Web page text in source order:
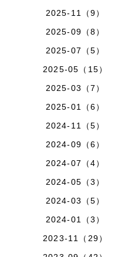
2025-11（9）
2025-09（8）
2025-07（5）
2025-05（15）
2025-03（7）
2025-01（6）
2024-11（5）
2024-09（6）
2024-07（4）
2024-05（3）
2024-03（5）
2024-01（3）
2023-11（29）